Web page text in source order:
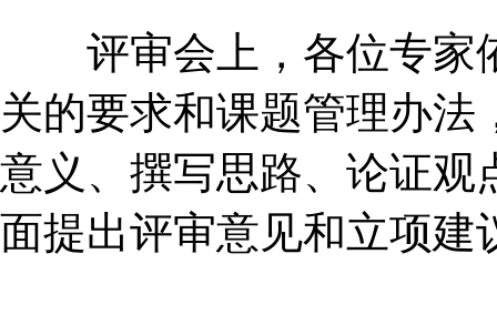
评审会上，各位专家
关的要求和课题管理办
意义、撰写思路、论证观
面提出评审意见和立项建